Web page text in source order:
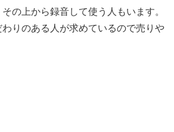
の上から録音して使う人もいます。
りのある人が求めているので売りや